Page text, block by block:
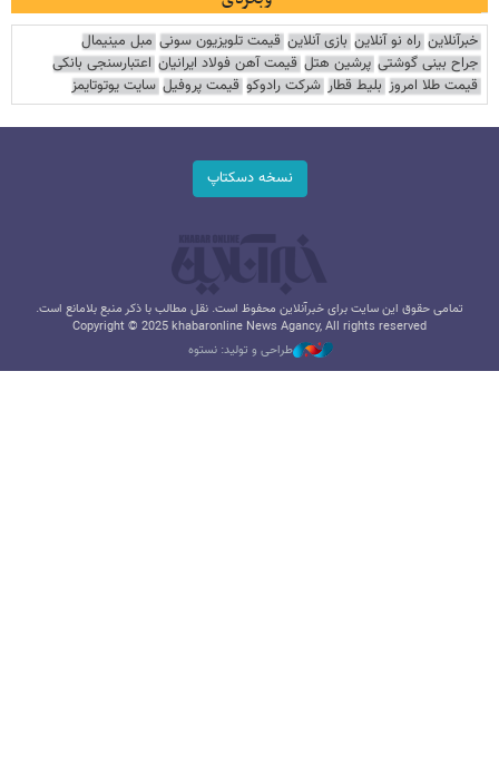
خبرآنلاین راه نو آنلاین بازی آنلاین قیمت تلویزیون سونی مبل مینیمال
جراح بینی گوشتی پرشین هتل قیمت آهن فولاد ایرانیان اعتبارسنجی بانکی
قیمت طلا امروز بلیط قطار شرکت رادوکو قیمت پروفیل سایت یوتوتایمز
نسخه دسکتاپ
تمامی حقوق این سایت برای خبرآنلاین محفوظ است. نقل مطالب با ذکر منبع بلامانع است.
Copyright © 2025 khabaronline News Agancy, All rights reserved
طراحی و تولید: نستوه